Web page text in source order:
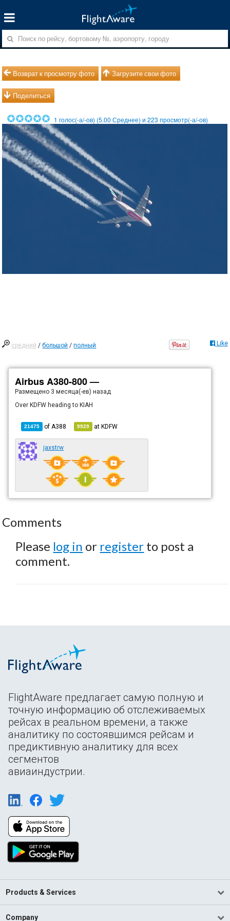
Возврат к просмотру фото Загрузите свои фото
Поделиться
1 голос(-а/-ов) (5.00 Среднее) и223 просмотр(-а/-ов)
средний /большой /полный Like
Airbus A380-800 —
Размещено 3 месяца(-ев) назад
Over KDFW heading to KIAH
21475 of A388 9929 atKDFW
jaxstrw
Comments
Please log in or register to post a
comment.
FlightAware предлагает самую полную и
точную информацию об отслеживаемых
рейсах в реальном времени, а также
аналитику по состоявшимся рейсам и
предиктивную аналитику для всех
сегментов
авиаиндустрии.
Products & Services
Company